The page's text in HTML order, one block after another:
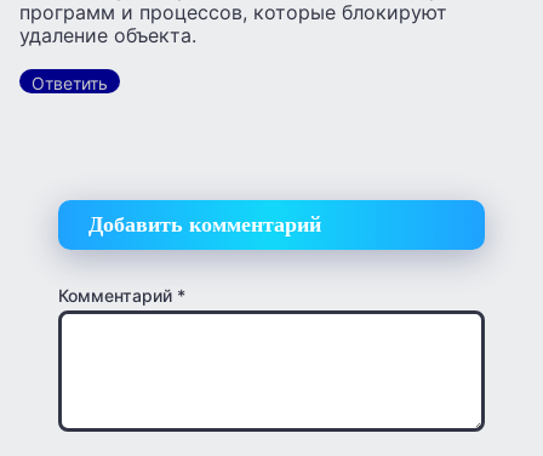
программ и процессов, которые блокируют
удаление объекта.
Ответить
Добавить комментарий
Комментарий *